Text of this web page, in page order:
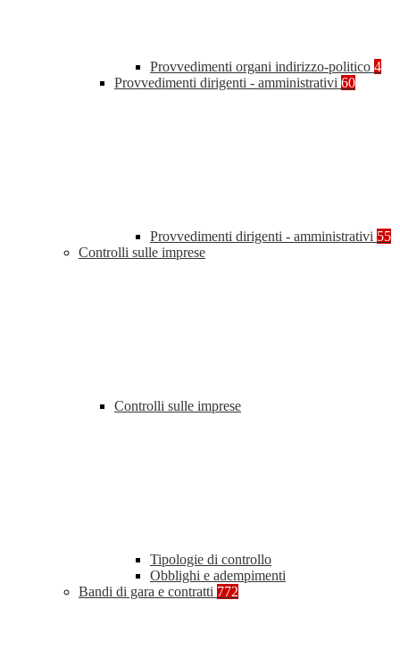
Provvedimenti organi indirizzo-politico 4
Provvedimenti dirigenti - amministrativi 60
Provvedimenti dirigenti - amministrativi 55
Controlli sulle imprese
Controlli sulle imprese
Tipologie di controllo
Obblighi e adempimenti
Bandi di gara e contratti 772